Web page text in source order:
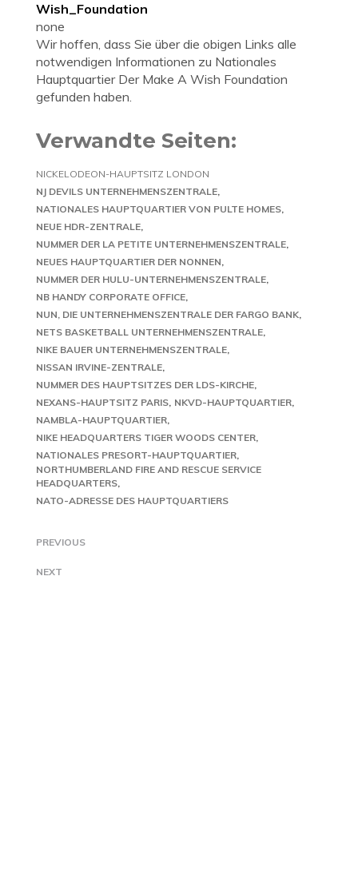
Wish_Foundation
none
Wir hoffen, dass Sie über die obigen Links alle
notwendigen Informationen zu Nationales
Hauptquartier Der Make A Wish Foundation
gefunden haben.
Verwandte Seiten:
NICKELODEON-HAUPTSITZ LONDON
NJ DEVILS UNTERNEHMENSZENTRALE
NATIONALES HAUPTQUARTIER VON PULTE HOMES
NEUE HDR-ZENTRALE
NUMMER DER LA PETITE UNTERNEHMENSZENTRALE
NEUES HAUPTQUARTIER DER NONNEN
NUMMER DER HULU-UNTERNEHMENSZENTRALE
NB HANDY CORPORATE OFFICE
NUN, DIE UNTERNEHMENSZENTRALE DER FARGO BANK
NETS BASKETBALL UNTERNEHMENSZENTRALE
NIKE BAUER UNTERNEHMENSZENTRALE
NISSAN IRVINE-ZENTRALE
NUMMER DES HAUPTSITZES DER LDS-KIRCHE
NEXANS-HAUPTSITZ PARIS NKVD-HAUPTQUARTIER
NAMBLA-HAUPTQUARTIER
NIKE HEADQUARTERS TIGER WOODS CENTER
NATIONALES PRESORT-HAUPTQUARTIER
NORTHUMBERLAND FIRE AND RESCUE SERVICE
HEADQUARTERS
NATO-ADRESSE DES HAUPTQUARTIERS
PREVIOUS
NEXT